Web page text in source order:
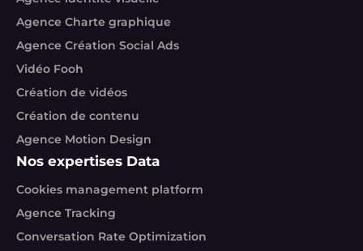
Agence Charte graphique
Agence Création Social Ads
Vidéo Fooh
Création de vidéos
Création de contenu
Agence Motion Design
Nos expertises Data
Cookies management platform
Agence Tracking
Conversation Rate Optimization